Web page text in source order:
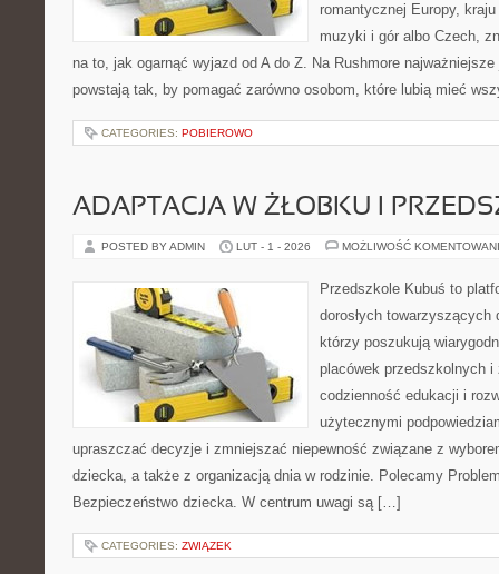
romantycznej Europy,
muzyki i gór albo Czech,
na to, jak ogarnąć wyjazd od A do Z. Na Rushmore
powstają tak, by pomagać zarówno osobom, które lubią mieć
CATEGORIES: POBIEROWO
ADAPTACJA W ŻŁOBKU I
POSTED BY ADMIN LUT - 1 - 2026 MOŻLIWOŚĆ
Przedszkole Kubuś to
dorosłych
którzy poszukują
placówek przedszkolnych i
codzienność edukacji i
użytecznymi
upraszczać decyzje i zmniejszać niepewność związane z
dziecka, a także z organizacją dnia w rodzinie. Polecamy
Bezpieczeństwo dziecka. W centrum uwagi są […]
CATEGORIES: ZWIĄZEK